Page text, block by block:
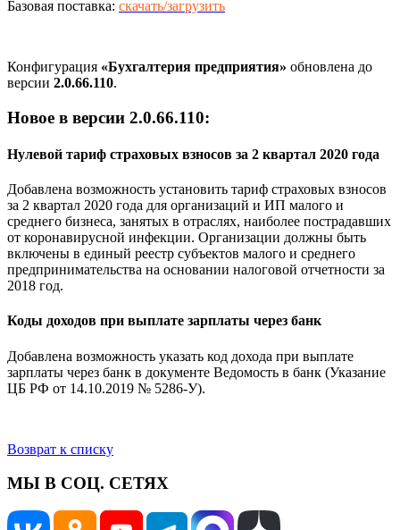
Базовая поставка: скачать/загрузить
Конфигурация «Бухгалтерия предприятия» обновлена до
версии 2.0.66.110.
Новое в версии 2.0.66.110:
Нулевой тариф страховых взносов за 2 квартал 2020 года
Добавлена возможность установить тариф страховых взносов
за 2 квартал 2020 года для организаций и ИП малого и
среднего бизнеса, занятых в отраслях, наиболее пострадавших
от коронавирусной инфекции. Организации должны быть
включены в единый реестр субъектов малого и среднего
предпринимательства на основании налоговой отчетности за
2018 год.
Коды доходов при выплате зарплаты через банк
Добавлена возможность указать код дохода при выплате
зарплаты через банк в документе Ведомость в банк (Указание
ЦБ РФ от 14.10.2019 № 5286-У).
Возврат к списку
МЫ В СОЦ. СЕТЯХ